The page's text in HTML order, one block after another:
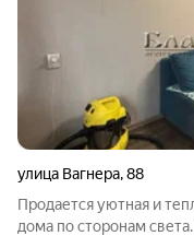
улица Вагнера,88
Продается уютная и
дома по сторонам